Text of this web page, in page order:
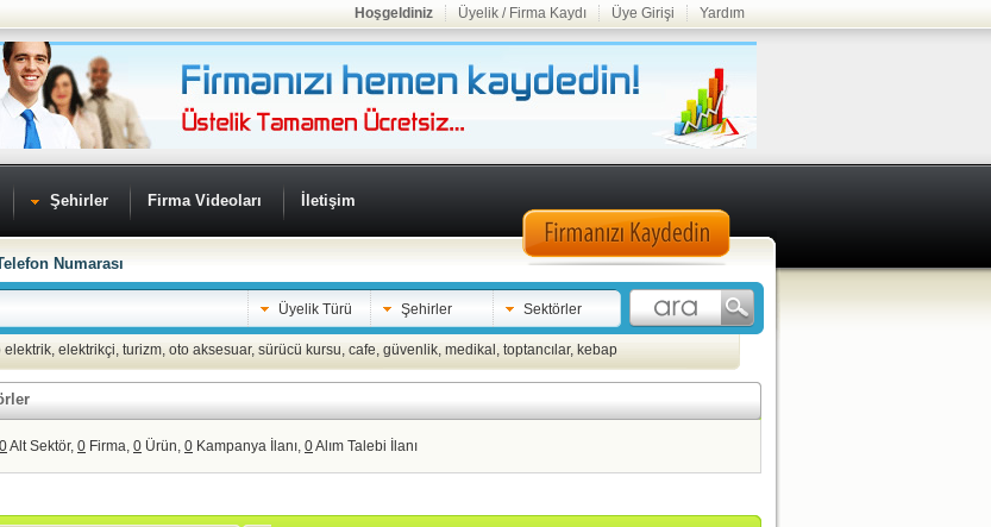
Hoşgeldiniz Üyelik / Firma Kaydı Üye Girişi Yardım
Şehirler Firma Videoları İletişim
Numarası
Üyelik Türü Şehirler Sektörler
elektrik, elektrikçi, turizm, oto aksesuar, sürücü kursu, cafe, güvenlik, medikal , toptancılar, kebap
0Alt Sektör, 0 Firma, 0 Ürün, 0 Kampanya İlanı, 0Alım Talebi İlanı